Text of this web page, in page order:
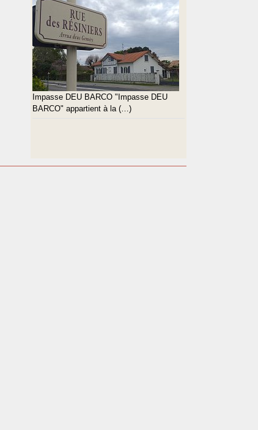
Impasse DEU BARCO "Impasse DEU
BARCO" appartient à la (…)